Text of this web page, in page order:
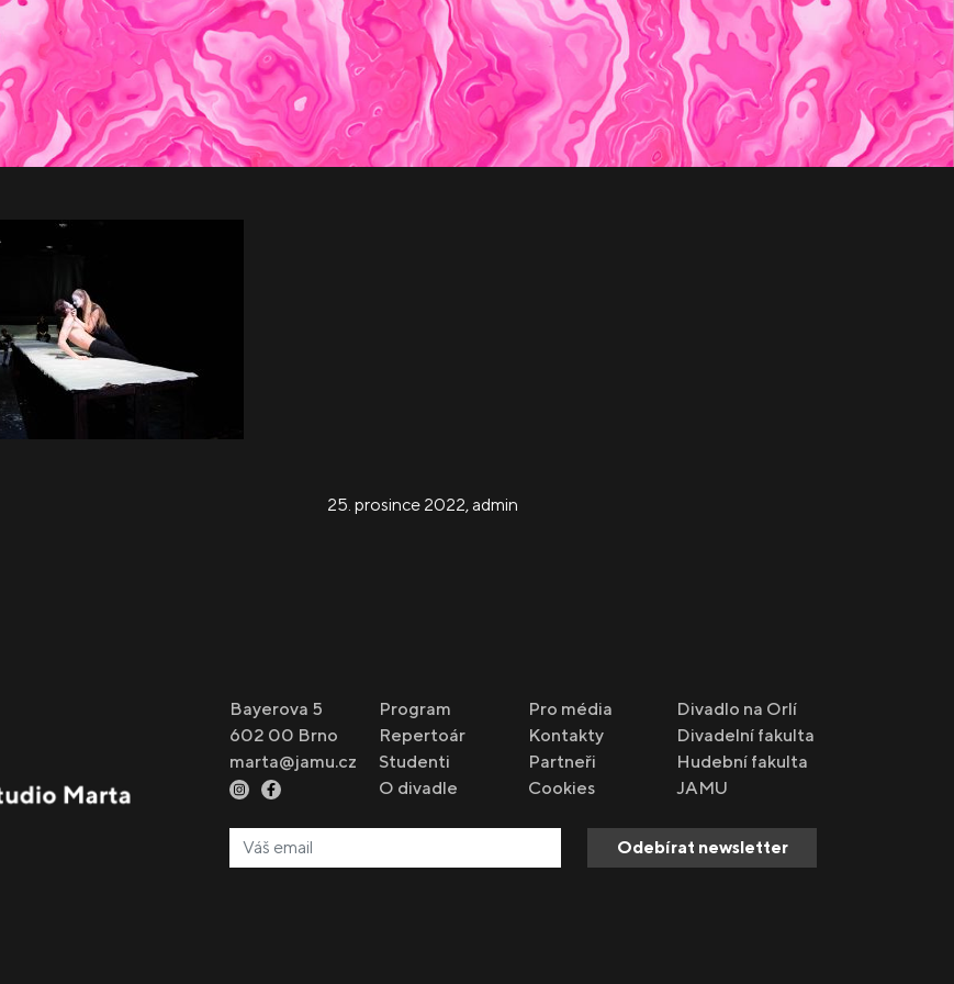
25. prosince 2022, admin
Bayerova 5
602 00 Brno
marta@jamu.cz
Program
Repertoár
Studenti
O divadle
Pro média
Kontakty
Partneři
Cookies
Divadlo na Orlí
Divadelní fakulta
Hudební fakulta
JAMU